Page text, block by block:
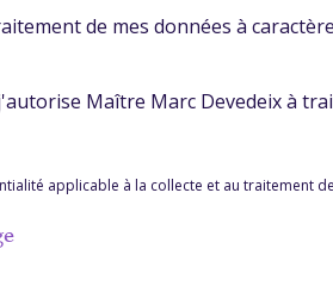
de mes données à
Maître Marc Devedeix à
applicable à la collecte et au traitement